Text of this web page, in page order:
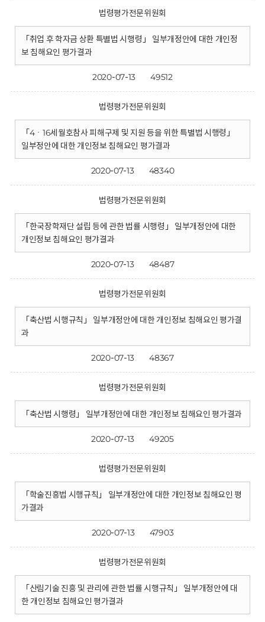
법령평가전문위원회
「취업 후 학자금 상환 특별법 시행령」 일부개정안에 대한 개인정
보 침해요인 평가결과
2020-07-13 49512
법령평가전문위원회
「4ㆍ16세월호참사 피해구제 및 지원 등을 위한 특별법 시행령」
일부정안에 대한 개인정보 침해요인 평가결과
2020-07-13 48340
법령평가전문위원회
「한국장학재단 설립 등에 관한 법률 시행령」 일부개정안에 대한
개인정보 침해요인 평갸결과
2020-07-13 48487
법령평가전문위원회
「축산법 시행규칙」 일부개정안에 대한 개인정보 침해요인 평가결
과
2020-07-13 48367
법령평가전문위원회
「축산법 시행령」 일부개정안에 대한 개인정보 침해요인 평가결과
2020-07-13 49205
법령평가전문위원회
「학술진흥법 시행규칙」 일부개정안에 대한 개인정보 침해요인 평
가결과
2020-07-13 47903
법령평가전문위원회
「산림기술 진흥 및 관리에 관한 법률 시행규칙」 일부개정안에 대
한 개인정보 침해요인 평가결과